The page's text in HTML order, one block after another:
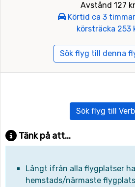
Avstånd 127
Körtid ca 3
körsträcka 253
Sök flyg till denna
Sök flyg till
Tänk på att...
Långt ifrån alla flygplatser
hemstads/närmaste